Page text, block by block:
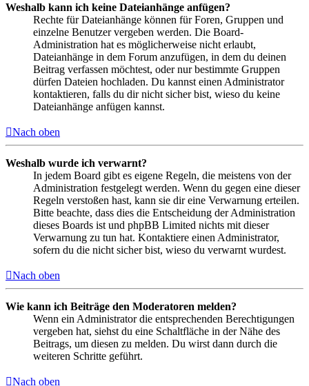
Weshalb kann ich keine Dateianhänge anfügen?
Rechte für Dateianhänge können für Foren, Gruppen und
einzelne Benutzer vergeben werden. Die Board-
Administration hat es möglicherweise nicht erlaubt,
Dateianhänge in dem Forum anzufügen, in dem du deinen
Beitrag verfassen möchtest, oder nur bestimmte Gruppen
dürfen Dateien hochladen. Du kannst einen Administrator
kontaktieren, falls du dir nicht sicher bist, wieso du keine
Dateianhänge anfügen kannst.
Nach oben
Weshalb wurde ich verwarnt?
In jedem Board gibt es eigene Regeln, die meistens von der
Administration festgelegt werden. Wenn du gegen eine dieser
Regeln verstoßen hast, kann sie dir eine Verwarnung erteilen.
Bitte beachte, dass dies die Entscheidung der Administration
dieses Boards ist und phpBB Limited nichts mit dieser
Verwarnung zu tun hat. Kontaktiere einen Administrator,
sofern du die nicht sicher bist, wieso du verwarnt wurdest.
Nach oben
Wie kann ich Beiträge den Moderatoren melden?
Wenn ein Administrator die entsprechenden Berechtigungen
vergeben hat, siehst du eine Schaltfläche in der Nähe des
Beitrags, um diesen zu melden. Du wirst dann durch die
weiteren Schritte geführt.
Nach oben